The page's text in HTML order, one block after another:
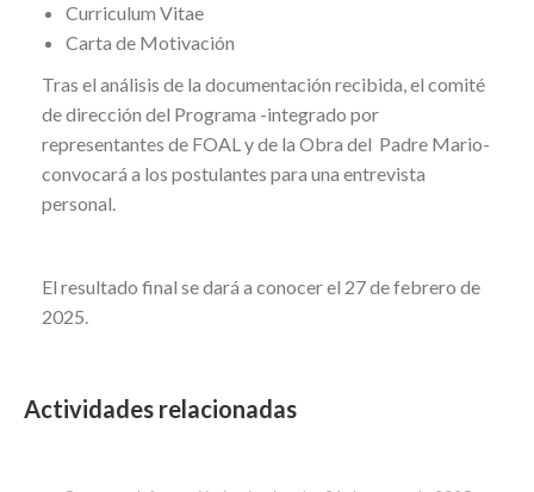
Curriculum Vitae
Carta de Motivación
Tras el análisis de la documentación recibida, el comité
de dirección del Programa -integrado por
representantes de FOAL y de la Obra del Padre Mario-
convocará a los postulantes para una entrevista
personal.
El resultado final se dará a conocer el 27 de febrero de
2025.
Actividades relacionadas